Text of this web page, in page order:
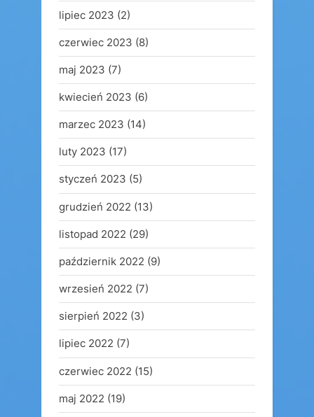
lipiec 2023 (2)
czerwiec 2023 (8)
maj 2023 (7)
kwiecień 2023 (6)
marzec 2023 (14)
luty 2023 (17)
styczeń 2023 (5)
grudzień 2022 (13)
listopad 2022 (29)
październik 2022 (9)
wrzesień 2022 (7)
sierpień 2022 (3)
lipiec 2022 (7)
czerwiec 2022 (15)
maj 2022 (19)